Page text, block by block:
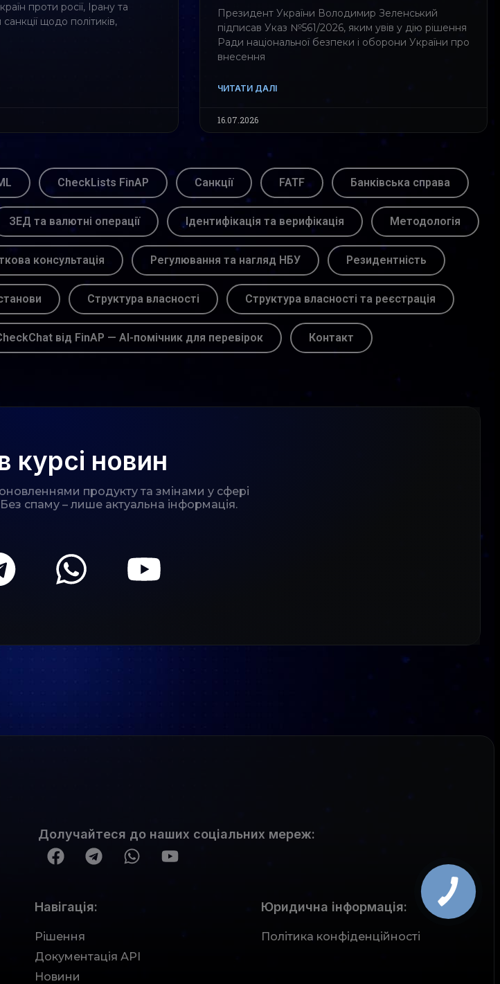
проти росії, Ірану та
щодо політиків,
Президент України Володимир Зеленський
підписав Указ №561/2026, яким увів у дію рішення
Ради національної безпеки і оборони України про
внесення
ЧИТАТИ ДАЛІ
16.07.2026
CheckLists FinAP Санкції FATF Банківська справа
ЗЕД та валютні операції Ідентифікація та верифікація Методологія
консультація Регулювання та нагляд НБУ Резидентність
Структура власності Структура власності та реєстрація
від FinAP — AI-помічник для перевірок Контакт
курсі новин
продукту та змінами у сфері
спаму – лише актуальна інформація.
Долучайтеся до наших соціальних мереж:
Рішення
Документація АРІ
Новини
Навігація: Юридична інформація:
Політика конфіденційності